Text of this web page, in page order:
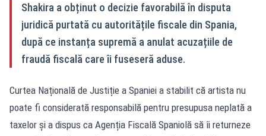
Shakira a obținut o decizie favorabilă în disputa
juridică purtată cu autoritățile fiscale din Spania,
după ce instanța supremă a anulat acuzațiile de
fraudă fiscală care îi fuseseră aduse.
Curtea Națională de Justiție a Spaniei a stabilit că artista nu
poate fi considerată responsabilă pentru presupusa neplată a
taxelor și a dispus ca Agenția Fiscală Spaniolă să îi returneze